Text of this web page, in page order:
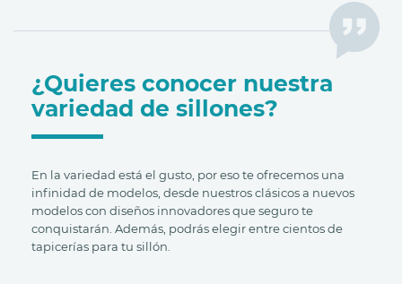
¿Quieres conocer nuestra
variedad de sillones?
En la variedad está el gusto, por eso te ofrecemos una
infinidad de modelos, desde nuestros clásicos a nuevos
modelos con diseños innovadores que seguro te
conquistarán. Además, podrás elegir entre cientos de
tapicerías para tu sillón.